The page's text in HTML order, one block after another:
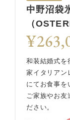
中野沼袋
（
和装結婚式を
家イタリアン
にてお食事を
ご家族やお友
ださい。